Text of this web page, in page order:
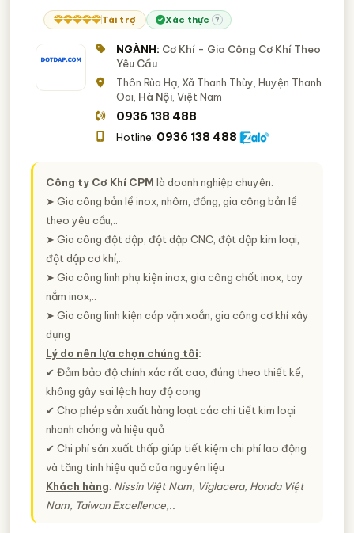
Tài trợ Xác thực ?
NGÀNH: Cơ Khí - Gia Công Cơ Khí Theo
Yêu Cầu
Thôn Rùa Hạ, Xã Thanh Thùy, Huyện Thanh
Oai, Hà Nội , Việt Nam
0936 138 488
Hotline: 0936 138 488
Công ty Cơ Khí CPM là doanh nghiệp chuyên:
➤ Gia công bản lề inox, nhôm, đồng, gia công bản lề
theo yêu cầu,..
➤ Gia công đột dập, đột dập CNC, đột dập kim loại,
đột dập cơ khí,..
➤ Gia công linh phụ kiện inox, gia công chốt inox, tay
nắm inox,..
➤ Gia công linh kiện cáp vặn xoắn, gia công cơ khí xây
dựng
Lý do nên lựa chọn chúng tôi:
✔ Đảm bảo độ chính xác rất cao, đúng theo thiết kế,
không gây sai lệch hay độ cong
✔ Cho phép sản xuất hàng loạt các chi tiết kim loại
nhanh chóng và hiệu quả
✔ Chi phí sản xuất thấp giúp tiết kiệm chi phí lao động
và tăng tính hiệu quả của nguyên liệu
Khách hàng: Nissin Việt Nam, Viglacera, Honda Việt
Nam, Taiwan Excellence,..